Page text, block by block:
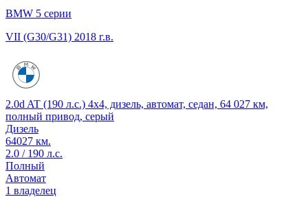
BMW 5 серии
VII (G30/G31) 2018 г.в.
2.0d AT (190 л.с.) 4x4, дизель, автомат, седан, 64 027 км,
полный привод, серый
Дизель
64027 км.
2.0 / 190 л.с.
Полный
Автомат
1 владелец